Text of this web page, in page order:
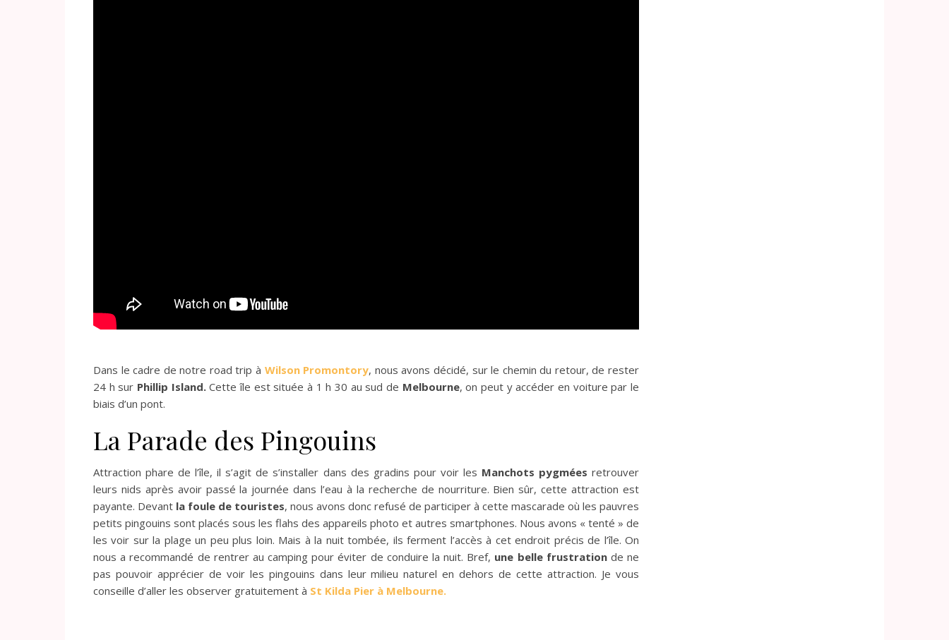
Dans le cadre de notre road trip à Wilson Promontory, nous avons décidé, sur le chemin du retour, de rester
24 h sur Phillip Island.Cette île est située à 1 h 30 au sud de Melbourne, on peut y accéder en voiture par le
biais d’un pont.
La Parade des Pingouins
Attraction phare de l’île, il s’agit de s’installer dans des gradins pour voir les Manchots pygmées retrouver
leurs nids après avoir passé la journée dans l’eau à la recherche de nourriture. Bien sûr, cette attraction est
payante. Devant la foule de touristes, nous avons donc refusé de participer à cette mascarade où les pauvres
petits pingouins sont placés sous les flahs des appareils photo et autres smartphones. Nous avons « tenté » de
les voir sur la plage un peu plus loin. Mais à la nuit tombée, ils ferment l’accès à cet endroit précis de l’île. On
nous a recommandé de rentrer au camping pour éviter de conduire la nuit. Bref, une belle frustrationde ne
pas pouvoir apprécier de voir les pingouins dans leur milieu naturel en dehors de cette attraction. Je vous
conseille d’aller les observer gratuitement à St Kilda Pier à Melbourne.